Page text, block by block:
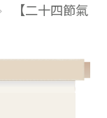
【二十四節氣